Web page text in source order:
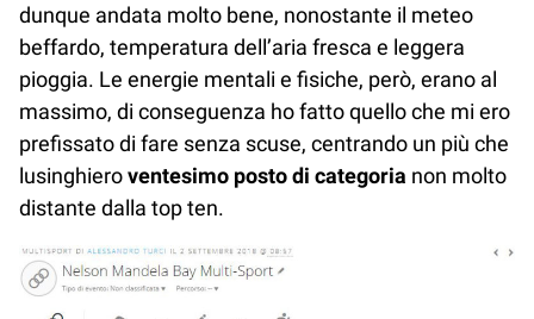
dunque andata molto bene, nonostante il meteo
beffardo, temperatura dell’aria fresca e leggera
pioggia. Le energie mentali e fisiche, però, erano al
massimo, di conseguenza ho fatto quello che mi ero
prefissato di fare senza scuse, centrando un più che
lusinghieroventesimo posto di categoria non molto
distante dalla top ten.